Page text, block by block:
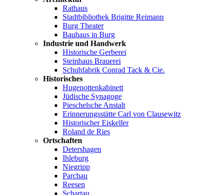
Rathaus
Stadtbibliothek Brigitte Reimann
Burg Theater
Bauhaus in Burg
Industrie und Handwerk
Historische Gerberei
Steinhaus Brauerei
Schuhfabrik Conrad Tack & Cie.
Historisches
Hugenottenkabinett
Jüdische Synagoge
Pieschelsche Anstalt
Erinnerungsstätte Carl von Clausewitz
Historischer Eiskeller
Roland de Ries
Ortschaften
Detershagen
Ihleburg
Niegripp
Parchau
Reesen
Schartau